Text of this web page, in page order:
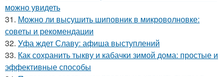
можно увидеть
31. Можно ли высушить шиповник в микроволновке:
советы и рекомендации
32. Уфа ждет Славу: афиша выступлений
33. Как сохранить тыкву и кабачки зимой дома: простые и
эффективные способы